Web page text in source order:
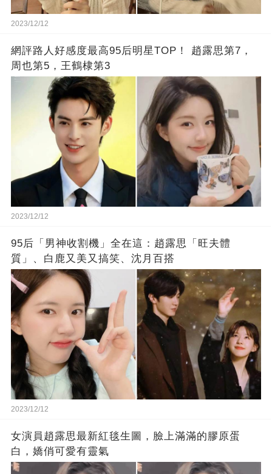
2023/12/12
網評路人好感度最高95后明星TOP！ 趙露思第7，
周也第5，王鶴棣第3
2023/12/12
95后「男神收割機」全在這：趙露思「旺夫體
質」、白鹿又美又搞笑、沈月百搭
2023/12/12
女演員趙露思最新紅毯生圖，臉上滿滿的膠原蛋
白，嬌俏可愛有靈氣